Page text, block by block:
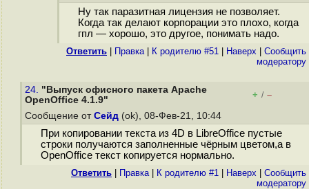
Ну так паразитная лицензия не позволяет.
Когда так делают корпорации это плохо, когда
гпл — хорошо, это другое, понимать надо.
Ответить Правка| К родителю #51 Наверх
Cообщить
модератору
24. "Выпуск офисного пакета Apache
OpenOffice 4.1.9"
+ / –
Сообщение от Сейд (ok), 08-Фев-21, 10:44
При копировании текста из 4D в LibreOffice пустые
строки получаются заполненные чёрным цветом,а в
OpenOffice текст копируется нормально.
Ответить Правка| К родителю #1 Наверх
Cообщить
модератору